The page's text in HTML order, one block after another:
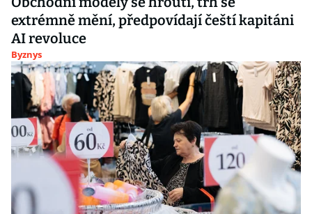
extrémně mění, předpovídají čeští kapitáni
AI revoluce
Byznys